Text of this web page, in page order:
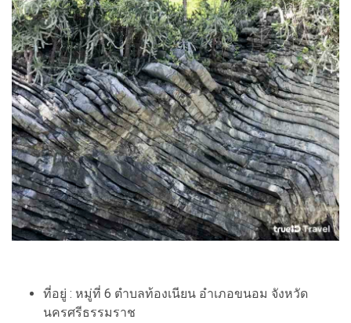
ที่อยู่ : หมู่ที่ 6 ตำบลท้องเนียน อำเภอขนอม จังหวัด
นครศรีธรรมราช